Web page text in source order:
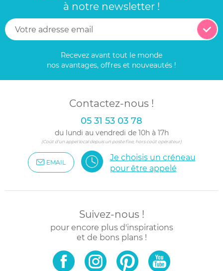
à notre newsletter !
Recevez avant tout le monde
nos avantages, offres et nouveautés !
Contactez-nous !
05 31 53 03 78
du lundi au vendredi de 10h à 17h
(Coût d'un appel local depuis un poste fixe, hors coût opérateur)
EMAIL
Je choisis un créneau
pour être appelé
Suivez-nous !
pour encore plus d'inspirations
et de bons plans !